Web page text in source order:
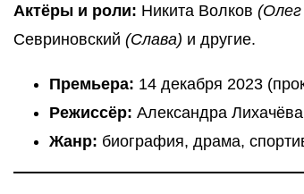
Актёры и роли: Никита Волков (Олег
Севриновский (Слава) и другие.
Премьера: 14 декабря 2023
Режиссёр: Александра Лихачёва
Жанр: биография, драма,